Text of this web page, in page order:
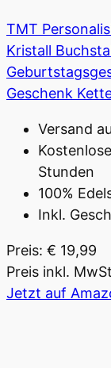
TMT
Kristall
Geschenk
Versand
Stunden
100%
Inkl.
Preis: € 19,99
Preis inkl.
Jetzt auf